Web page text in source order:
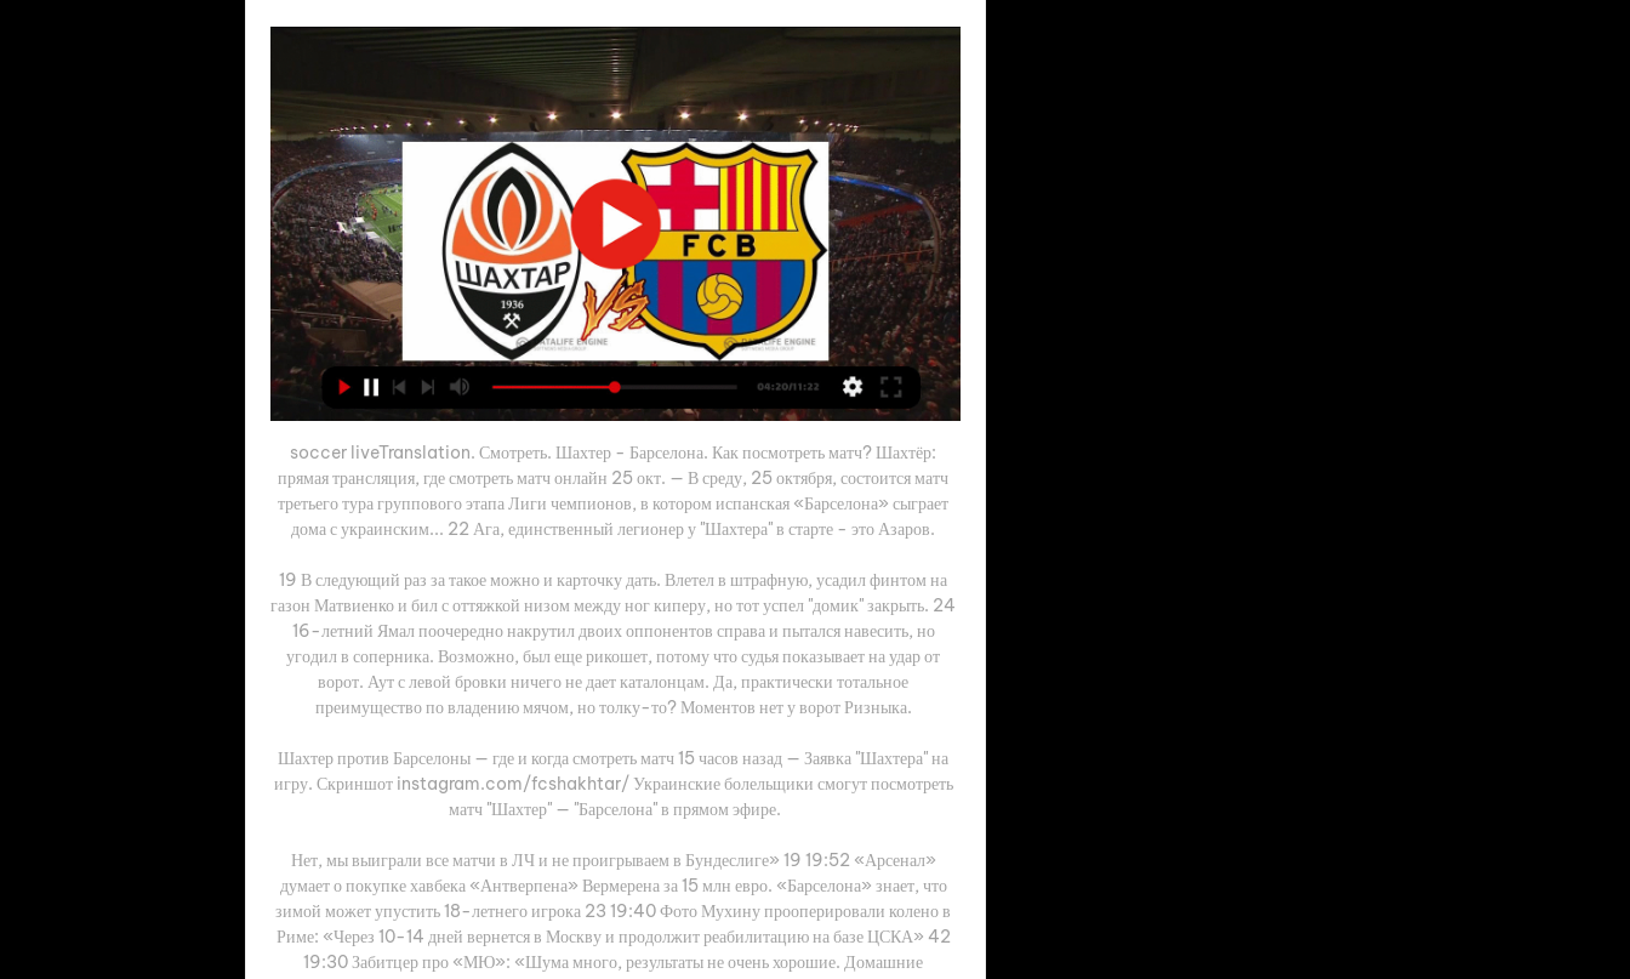
soccer liveTranslation. Смотреть. Шахтер - Барселона. Как посмотреть матч? Шахтёр:
прямая трансляция, где смотреть матч онлайн 25 окт. — В среду, 25 октября, состоится матч
третьего тура группового этапа Лиги чемпионов, в котором испанская «Барселона» сыграет
дома с украинским... 22 Ага, единственный легионер у "Шахтера" в старте - это Азаров.
19 В следующий раз за такое можно и карточку дать. Влетел в штрафную, усадил финтом на
газон Матвиенко и бил с оттяжкой низом между ног киперу, но тот успел "домик" закрыть. 24
16-летний Ямал поочередно накрутил двоих оппонентов справа и пытался навесить, но
угодил в соперника. Возможно, был еще рикошет, потому что судья показывает на удар от
ворот. Аут с левой бровки ничего не дает каталонцам. Да, практически тотальное
преимущество по владению мячом, но толку-то? Моментов нет у ворот Ризныка.
Шахтер против Барселоны — где и когда смотреть матч 15 часов назад — Заявка "Шахтера" на
игру. Скриншот instagram.com/fcshakhtar/ Украинские болельщики смогут посмотреть
матч "Шахтер" — "Барселона" в прямом эфире.
Нет, мы выиграли все матчи в ЛЧ и не проигрываем в Бундеслиге» 19 19:52 «Арсенал»
думает о покупке хавбека «Антверпена» Вермерена за 15 млн евро. «Барселона» знает, что
зимой может упустить 18-летнего игрока 23 19:40 Фото Мухину прооперировали колено в
Риме: «Через 10-14 дней вернется в Москву и продолжит реабилитацию на базе ЦСКА» 42
19:30 Забитцер про «МЮ»: «Шума много, результаты не очень хорошие. Домашние